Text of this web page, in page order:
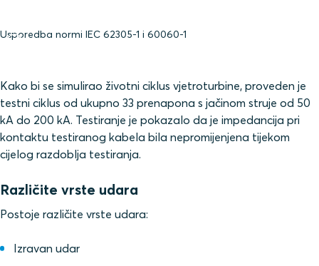
Usporedba normi IEC 62305-1 i 60060-1
Kako bi se simulirao životni ciklus vjetroturbine, proveden je
testni ciklus od ukupno 33 prenapona s jačinom struje od 50
kA do 200 kA. Testiranje je pokazalo da je impedancija pri
kontaktu testiranog kabela bila nepromijenjena tijekom
cijelog razdoblja testiranja.
Različite vrste udara
Postoje različite vrste udara:
Izravan udar